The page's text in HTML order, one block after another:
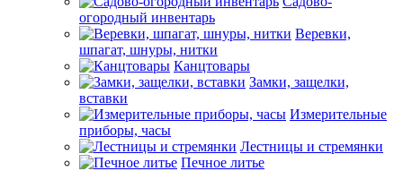
огородный инвентарь
Веревки,
шпагат, шнуры, нитки
Канцтовары
Замки, защелки,
вставки
Измерительные
приборы, часы
Лестницы и стремянки
Печное литье